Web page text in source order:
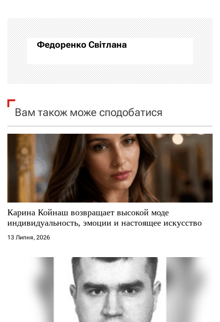
а
ц
і
а
п
с
і
в
Федоренко Світлана
Вам також може сподобатися
Карина Койнаш возвращает высокой моде
индивидуальность, эмоции и настоящее искусство
13 Липня, 2026